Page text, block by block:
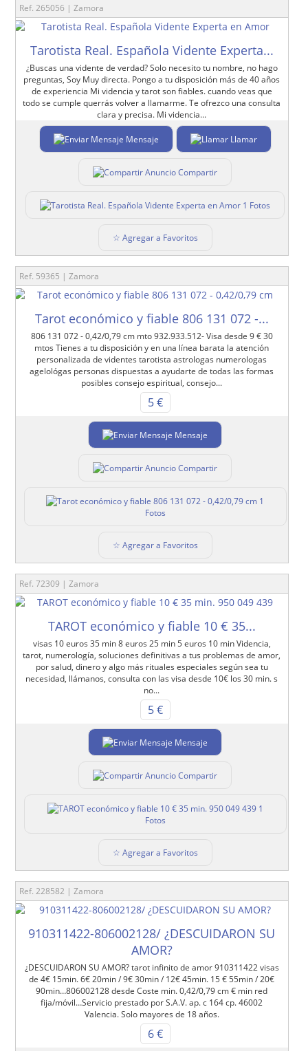
Ref. 265056 | Zamora
Tarotista Real. Española Vidente Experta...
¿Buscas una vidente de verdad? Solo necesito tu nombre, no hago
preguntas, Soy Muy directa. Pongo a tu disposición más de 40 años
de experiencia Mi videncia y tarot son fiables. cuando veas que
todo se cumple querrás volver a llamarme. Te ofrezco una consulta
clara y precisa. Mi videncia...
Mensaje Llamar
Compartir
1 Fotos
☆ Agregar a Favoritos
Ref. 59365 | Zamora
Tarot económico y fiable 806 131 072 -...
806 131 072 - 0,42/0,79 cm mto 932.933.512- Visa desde 9 € 30
mtos Tienes a tu disposición y en una línea barata la atención
personalizada de videntes tarotista astrologas numerologas
agelológas personas dispuestas a ayudarte de todas las formas
posibles consejo espiritual, consejo...
5 €
Mensaje
Compartir
1
Fotos
☆ Agregar a Favoritos
Ref. 72309 | Zamora
TAROT económico y fiable 10 € 35...
visas 10 euros 35 min 8 euros 25 min 5 euros 10 min Videncia,
tarot, numerología, soluciones definitivas a tus problemas de amor,
por salud, dinero y algo más rituales especiales según sea tu
necesidad, llámanos, consulta con las visa desde 10€ los 30 min. s
no...
5 €
Mensaje
Compartir
1
Fotos
☆ Agregar a Favoritos
Ref. 228582 | Zamora
910311422-806002128/ ¿DESCUIDARON SU
AMOR?
¿DESCUIDARON SU AMOR? tarot infinito de amor 910311422 visas
de 4€ 15min. 6€ 20min / 9€ 30min / 12€ 45min. 15 € 55min / 20€
90min…806002128 desde Coste min. 0,42/0,79 cm € min red
fija/móvil…Servicio prestado por S.A.V. ap. c 164 cp. 46002
Valencia. Solo mayores de 18 años.
6 €